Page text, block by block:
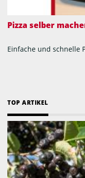
Pizza selber
Einfache und schnelle
TOP ARTIKEL